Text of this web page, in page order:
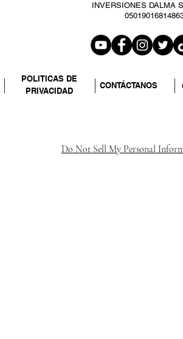
INVERSIONES DALMA
POLITICAS DE
PRIVACIDAD
CONTÁCTANOS
Do Not Sell My Personal